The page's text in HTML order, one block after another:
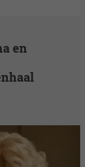
en